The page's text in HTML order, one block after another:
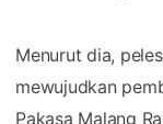
Menurut dia,
mewujudkan
Pakasa Malang